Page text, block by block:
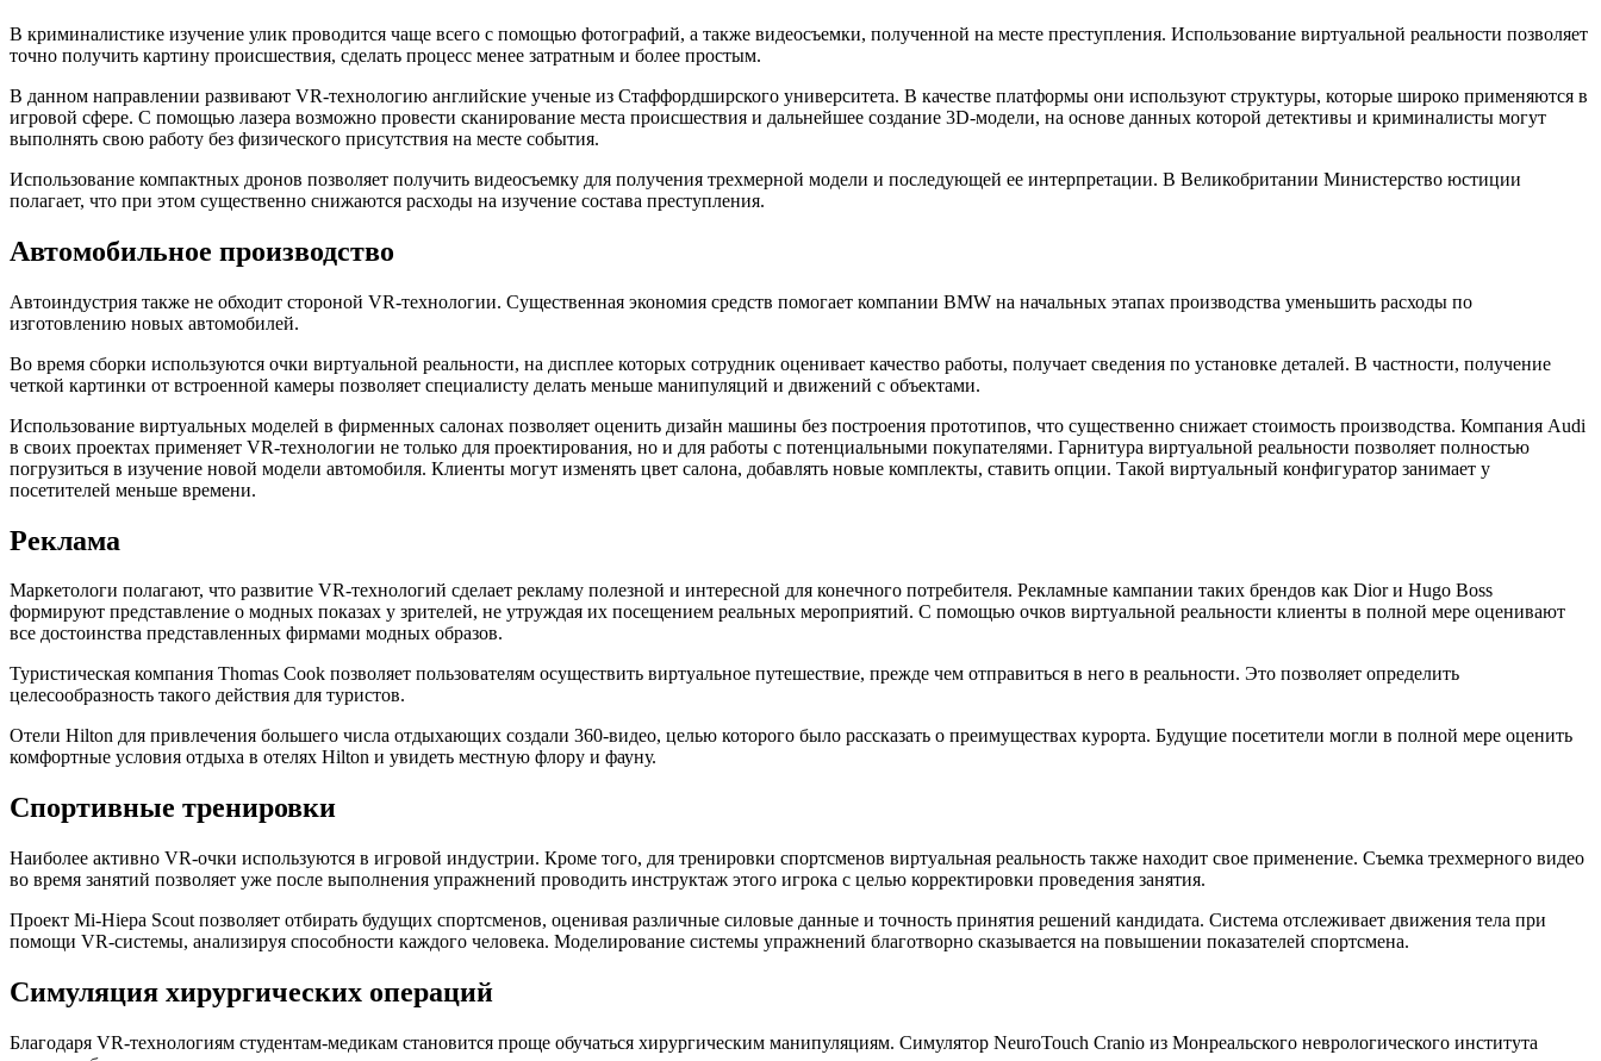
В криминалистике изучение улик проводится чаще всего с помощью фотографий, а также видеосъемки, полученной на месте преступления. Использование виртуальной реальности позволяет
точно получить картину происшествия, сделать процесс менее затратным и более простым.
В данном направлении развивают VR-технологию английские ученые из Стаффордширского университета. В качестве платформы они используют структуры, которые широко применяются в
игровой сфере. С помощью лазера возможно провести сканирование места происшествия и дальнейшее создание 3D-модели, на основе данных которой детективы и криминалисты могут
выполнять свою работу без физического присутствия на месте события.
Использование компактных дронов позволяет получить видеосъемку для получения трехмерной модели и последующей ее интерпретации. В Великобритании Министерство юстиции
полагает, что при этом существенно снижаются расходы на изучение состава преступления.
Автомобильное производство
Автоиндустрия также не обходит стороной VR-технологии. Существенная экономия средств помогает компании BMW на начальных этапах производства уменьшить расходы по
изготовлению новых автомобилей.
Во время сборки используются очки виртуальной реальности, на дисплее которых сотрудник оценивает качество работы, получает сведения по установке деталей. В частности, получение
четкой картинки от встроенной камеры позволяет специалисту делать меньше манипуляций и движений с объектами.
Использование виртуальных моделей в фирменных салонах позволяет оценить дизайн машины без построения прототипов, что существенно снижает стоимость производства. Компания Audi
в своих проектах применяет VR-технологии не только для проектирования, но и для работы с потенциальными покупателями. Гарнитура виртуальной реальности позволяет полностью
погрузиться в изучение новой модели автомобиля. Клиенты могут изменять цвет салона, добавлять новые комплекты, ставить опции. Такой виртуальный конфигуратор занимает у
посетителей меньше времени.
Реклама
Маркетологи полагают, что развитие VR-технологий сделает рекламу полезной и интересной для конечного потребителя. Рекламные кампании таких брендов как Dior и Hugo Boss
формируют представление о модных показах у зрителей, не утруждая их посещением реальных мероприятий. С помощью очков виртуальной реальности клиенты в полной мере оценивают
все достоинства представленных фирмами модных образов.
Туристическая компания Thomas Cook позволяет пользователям осуществить виртуальное путешествие, прежде чем отправиться в него в реальности. Это позволяет определить
целесообразность такого действия для туристов.
Отели Hilton для привлечения большего числа отдыхающих создали 360-видео, целью которого было рассказать о преимуществах курорта. Будущие посетители могли в полной мере оценить
комфортные условия отдыха в отелях Hilton и увидеть местную флору и фауну.
Спортивные тренировки
Наиболее активно VR-очки используются в игровой индустрии. Кроме того, для тренировки спортсменов виртуальная реальность также находит свое применение. Съемка трехмерного видео
во время занятий позволяет уже после выполнения упражнений проводить инструктаж этого игрока с целью корректировки проведения занятия.
Проект Mi-Hiepa Scout позволяет отбирать будущих спортсменов, оценивая различные силовые данные и точность принятия решений кандидата. Система отслеживает движения тела при
помощи VR-системы, анализируя способности каждого человека. Моделирование системы упражнений благотворно сказывается на повышении показателей спортсмена.
Симуляция хирургических операций
Благодаря VR-технологиям студентам-медикам становится проще обучаться хирургическим манипуляциям. Симулятор NeuroTouch Cranio из Монреальского неврологического института